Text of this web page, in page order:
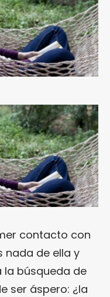
contacto con
nada de ella y
la búsqueda de
ser áspero: ¿la